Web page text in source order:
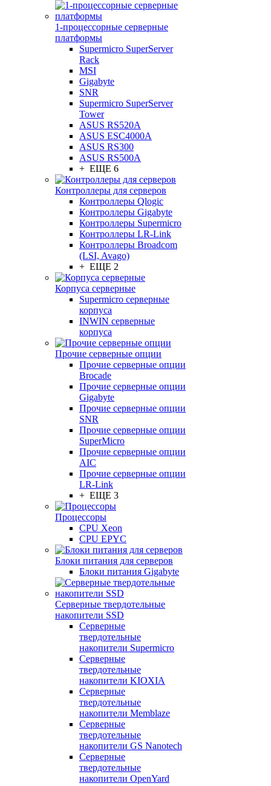
1-процессорные серверные
платформы
Supermicro SuperServer
Rack
MSI
Gigabyte
SNR
Supermicro SuperServer
Tower
ASUS RS520A
ASUS ESC4000A
ASUS RS300
ASUS RS500A
+ ЕЩЕ 6
Контроллеры для серверов
Контроллеры Qlogic
Контроллеры Gigabyte
Контроллеры Supermicro
Контроллеры LR-Link
Контроллеры Broadcom
(LSI, Avago)
+ ЕЩЕ 2
Корпуса серверные
Supermicro серверные
корпуса
INWIN серверные
корпуса
Прочие серверные опции
Прочие серверные опции
Brocade
Прочие серверные опции
Gigabyte
Прочие серверные опции
SNR
Прочие серверные опции
SuperMicro
Прочие серверные опции
AIC
Прочие серверные опции
LR-Link
+ ЕЩЕ 3
Процессоры
CPU Xeon
CPU EPYC
Блоки питания для серверов
Блоки питания Gigabyte
Серверные твердотельные
накопители SSD
Cерверные
твердотельные
накопители Supermicro
Cерверные
твердотельные
накопители KIOXIA
Cерверные
твердотельные
накопители Memblaze
Cерверные
твердотельные
накопители GS Nanotech
Серверные
твердотельные
накопители OpenYard